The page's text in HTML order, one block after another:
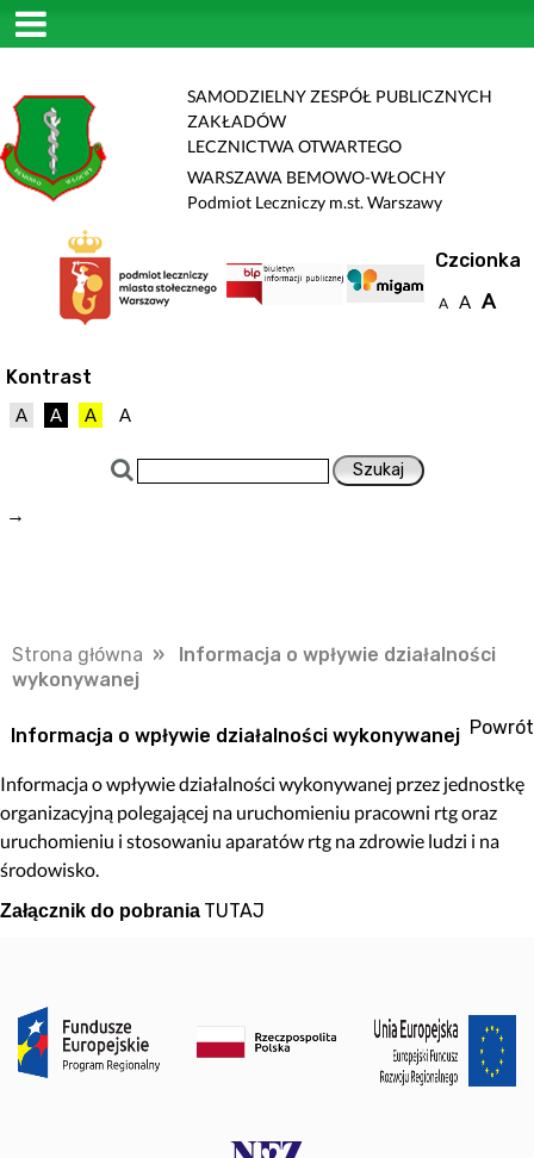
SAMODZIELNY ZESPÓŁ PUBLICZNYCH
ZAKŁADÓW
LECZNICTWA OTWARTEGO
WARSZAWA BEMOWO-WŁOCHY
Podmiot Leczniczy m.st. Warszawy
Czcionka
A A A
Kontrast
A A A A
→
Strona główna » Informacja o wpływie działalności
wykonywanej
Powrót
Informacja o wpływie działalności wykonywanej
Informacja o wpływie działalności wykonywanej przez jednostkę
organizacyjną polegającej na uruchomieniu pracowni rtg oraz
uruchomieniu i stosowaniu aparatów rtg na zdrowie ludzi i na
środowisko.
Załącznik do pobrania TUTAJ